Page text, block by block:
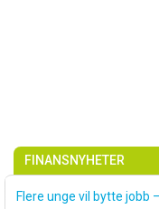
FINANSNYHETER
Flere unge vil bytte jobb